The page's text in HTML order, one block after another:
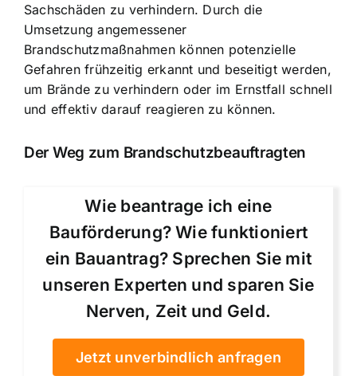
Sachschäden zu verhindern. Durch die
Umsetzung angemessener
Brandschutzmaßnahmen können potenzielle
Gefahren frühzeitig erkannt und beseitigt werden,
um Brände zu verhindern oder im Ernstfall schnell
und effektiv darauf reagieren zu können.
Der Weg zum Brandschutzbeauftragten
Wie beantrage ich eine
Bauförderung? Wie funktioniert
ein Bauantrag? Sprechen Sie mit
unseren Experten und sparen Sie
Nerven, Zeit und Geld.
Jetzt unverbindlich anfragen